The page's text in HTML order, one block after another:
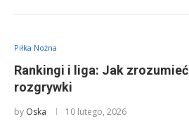
Piłka Nożna
Rankingi i liga: Jak
rozgrywki
by Oska 10 lutego, 2026